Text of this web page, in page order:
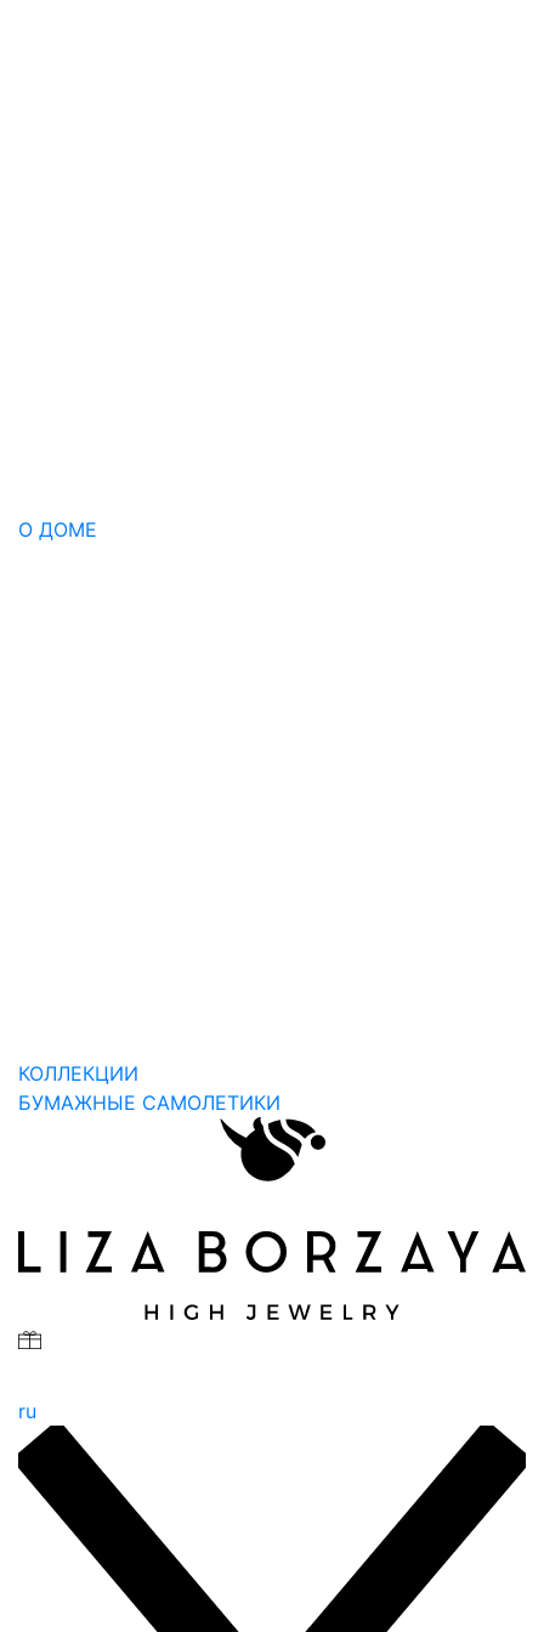
О ДОМЕ
КОЛЛЕКЦИИ
БУМАЖНЫЕ САМОЛЕТИКИ
ru